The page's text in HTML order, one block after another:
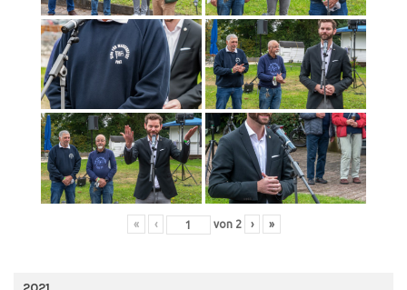
« ‹ von 2 › »